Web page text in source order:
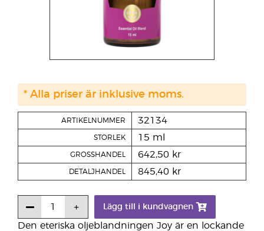
Den eteriska oljeblandningen Joy är en lockande
ARTIKELNUMMER 32134
STORLEK 15 ml
GROSSHANDEL 642,50 kr
DETALJHANDEL 845,40 kr
Lägg till i kundvagnen
* Alla priser är inklusive moms.